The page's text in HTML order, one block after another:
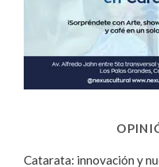
Catarata: innovación y